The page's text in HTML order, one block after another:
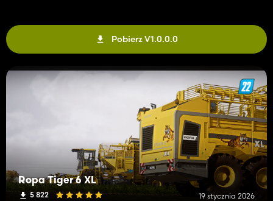
Pobierz V1.0.0.0
Ropa Tiger 6 XL
5 822 19 stycznia 2026